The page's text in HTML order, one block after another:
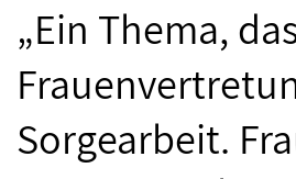
„Ein Thema,
Sorgearbeit.